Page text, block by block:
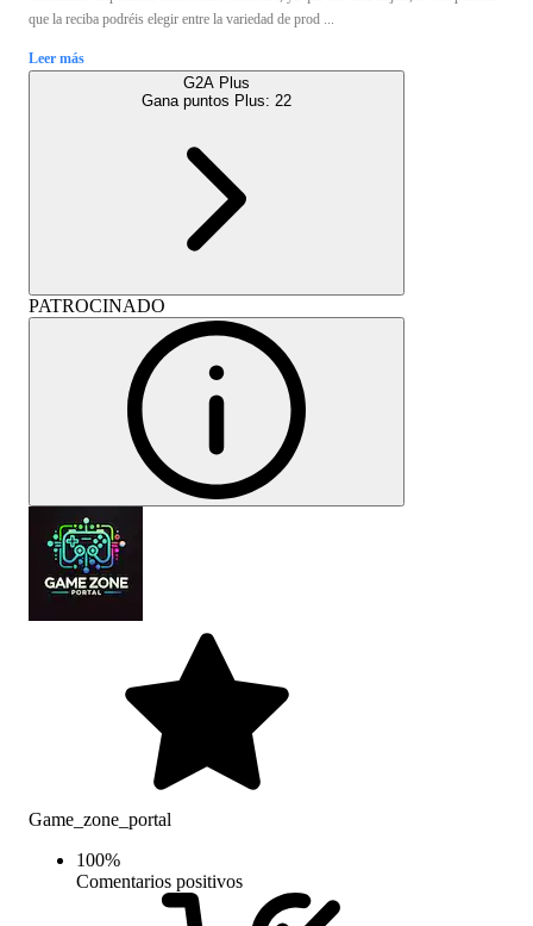
que la reciba podréis elegir entre la variedad de prod ...
Leer más
G2A Plus
Gana puntos Plus: 22
PATROCINADO
Game_zone_portal
100%
Comentarios positivos